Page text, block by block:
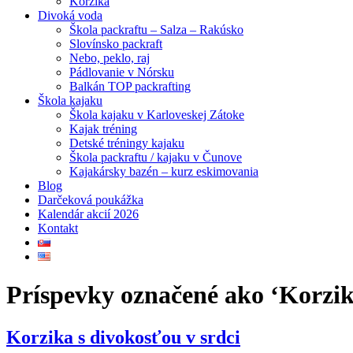
Divoká voda
Škola packraftu – Salza – Rakúsko
Slovínsko packraft
Nebo, peklo, raj
Pádlovanie v Nórsku
Balkán TOP packrafting
Škola kajaku
Škola kajaku v Karloveskej Zátoke
Kajak tréning
Detské tréningy kajaku
Škola packraftu / kajaku v Čunove
Kajakársky bazén – kurz eskimovania
Blog
Darčeková poukážka
Kalendár akcií 2026
Kontakt
Príspevky označené ako
Korzika s divokosťou v srdci